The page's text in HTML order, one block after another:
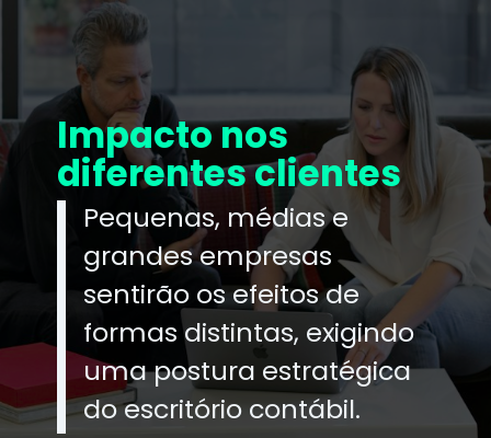
Impacto nos
diferentes clientes
Pequenas, médias e
grandes empresas
sentirão os efeitos de
formas distintas, exigindo
uma postura estratégica
do escritório contábil.